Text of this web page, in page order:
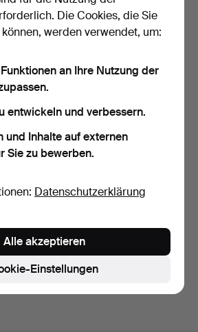
Buche. Hergestellt b…
6 Tage
Beendete Auktionen aus unserem
Die Cookies, die Sie
werden verwendet, um:
an Ihre Nutzung der
entwickeln und verbessern.
und Inhalte auf externen
Sie zu bewerben.
Datenschutzerklärung
Einstellungen
Alle akzeptieren